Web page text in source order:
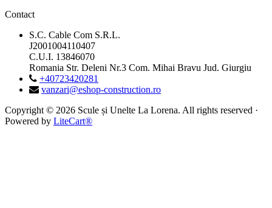
Contact
S.C. Cable Com S.R.L.
J2001004110407
C.U.I. 13846070
Romania Str. Deleni Nr.3 Com. Mihai Bravu Jud. Giurgiu
+40723420281
vanzari@eshop-construction.ro
Copyright © 2026 Scule și Unelte La Lorena. All rights reserved ·
Powered by LiteCart®